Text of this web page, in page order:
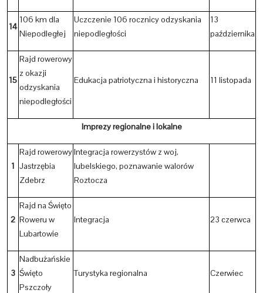
14
106 km dla
Niepodległej
Uczczenie 106 rocznicy odzyskania
niepodległości
13
października
15
Rajd rowerowy
z okazji
odzyskania
niepodległości
Edukacja patriotyczna i historyczna 11 listopada
Imprezy regionalne i lokalne
1
Rajd rowerowy
Jastrzębia
Zdebrz
Integracja rowerzystów z woj.
lubelskiego, poznawanie walorów
Roztocza
2
Rajd na Święto
Roweru w
Lubartowie
Integracja 23 czerwca
3
Nadbużańskie
Święto
Pszczoły
Turystyka regionalna Czerwiec